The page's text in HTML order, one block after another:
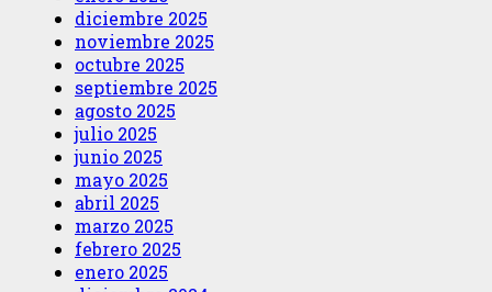
diciembre 2025
noviembre 2025
octubre 2025
septiembre 2025
agosto 2025
julio 2025
junio 2025
mayo 2025
abril 2025
marzo 2025
febrero 2025
enero 2025